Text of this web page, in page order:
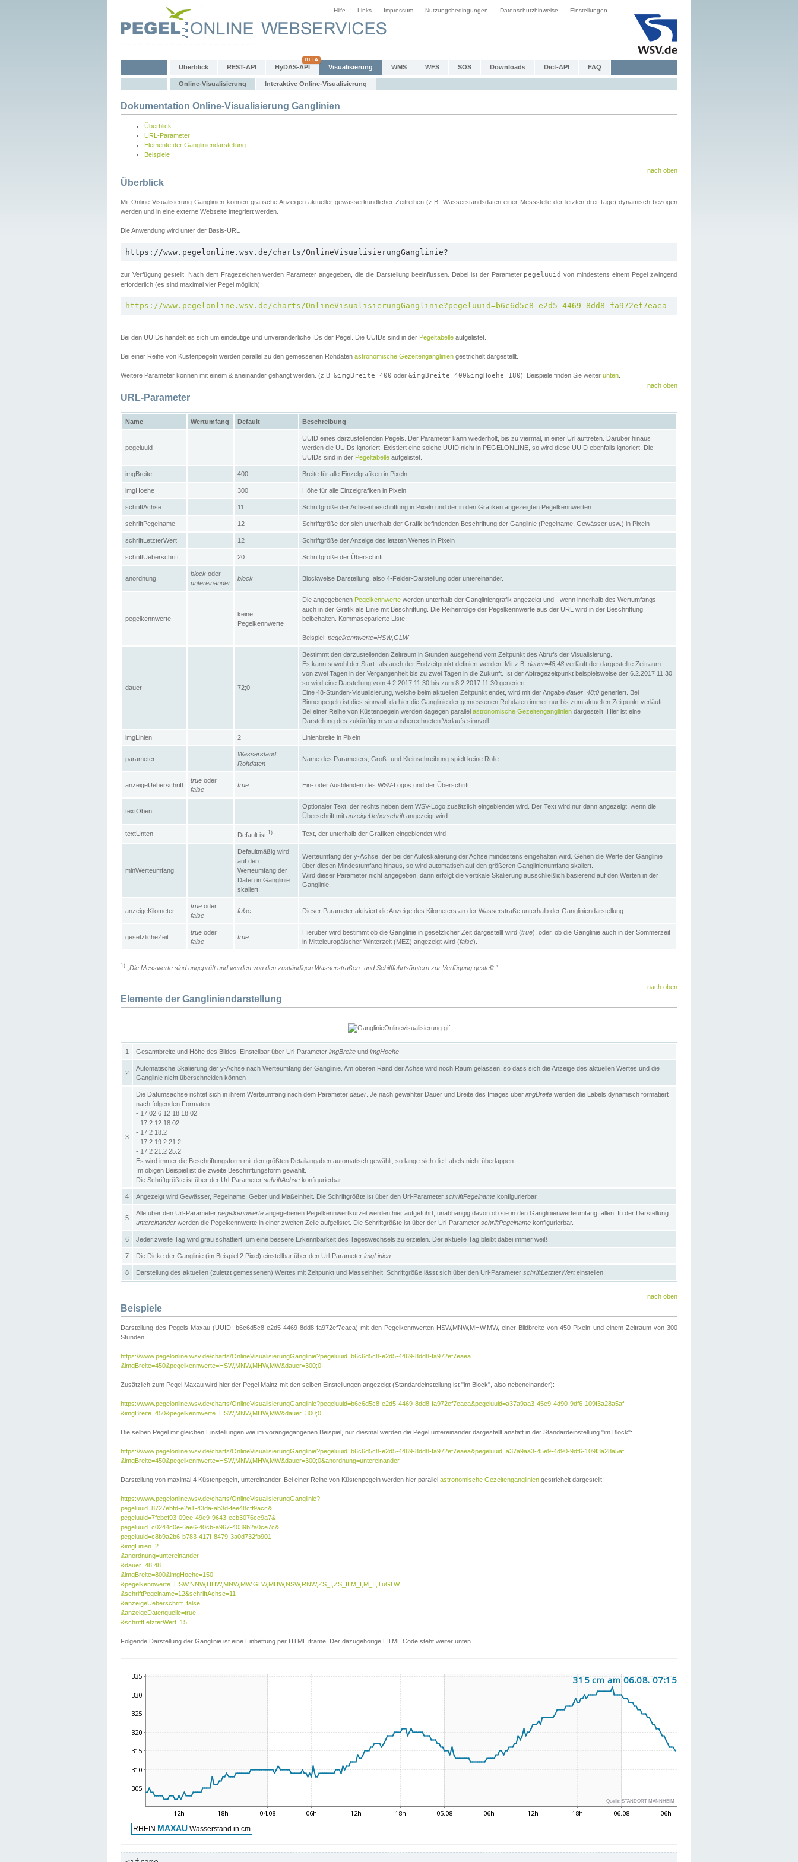
Hilfe Links Impressum Nutzungsbedingungen Datenschutzhinweise Einstellungen
Überblick REST-API HyDAS-API Visualisierung WMS WFS SOS Downloads Dict-API FAQ
Online-Visualisierung Interaktive Online-Visualisierung
Dokumentation Online-Visualisierung Ganglinien
Überblick
URL-Parameter
Elemente der Gangliniendarstellung
Beispiele
nach oben
Überblick
Mit Online-Visualisierung Ganglinien können grafische Anzeigen aktueller gewässerkundlicher Zeitreihen (z.B. Wasserstandsdaten einer Messstelle der letzten drei Tage) dynamisch bezogen
werden und in eine externe Webseite integriert werden.
Die Anwendung wird unter der Basis-URL
https://www.pegelonline.wsv.de/charts/OnlineVisualisierungGanglinie?
zur Verfügung gestellt. Nach dem Fragezeichen werden Parameter angegeben, die die Darstellung beeinflussen. Dabei ist der Parameter pegeluuid von mindestens einem Pegel zwingend
erforderlich (es sind maximal vier Pegel möglich):
https://www.pegelonline.wsv.de/charts/OnlineVisualisierungGanglinie?pegeluuid=b6c6d5c8-e2d5-4469-8dd8-fa972ef7eaea
Bei den UUIDs handelt es sich um eindeutige und unveränderliche IDs der Pegel. Die UUIDs sind in der Pegeltabelle aufgelistet.
Bei einer Reihe von Küstenpegeln werden parallel zu den gemessenen Rohdaten astronomische Gezeitenganglinien gestrichelt dargestellt.
Weitere Parameter können mit einem & aneinander gehängt werden. (z.B. &imgBreite=400 oder &imgBreite=400&imgHoehe=180). Beispiele finden Sie weiter unten
nach oben
URL-Parameter
Name Wertumfang Default Beschreibung
pegeluuid -
UUID eines darzustellenden Pegels. Der Parameter kann wiederholt, bis zu viermal, in einer Url auftreten. Darüber hinaus
werden die UUIDs ignoriert. Existiert eine solche UUID nicht in PEGELONLINE, so wird diese UUID ebenfalls ignoriert. Die
UUIDs sind in der Pegeltabelle aufgelistet.
imgBreite 400 Breite für alle Einzelgrafiken in Pixeln
imgHoehe 300 Höhe für alle Einzelgrafiken in Pixeln
schriftAchse 11 Schriftgröße der Achsenbeschriftung in Pixeln und der in den Grafiken angezeigten Pegelkennwerten
schriftPegelname 12 Schriftgröße der sich unterhalb der Grafik befindenden Beschriftung der Ganglinie (Pegelname, Gewässer usw.) in Pixeln
schriftLetzterWert 12 Schriftgröße der Anzeige des letzten Wertes in Pixeln
schriftUeberschrift 20 Schriftgröße der Überschrift
anordnung
block oder
untereinander
block Blockweise Darstellung, also 4-Felder-Darstellung oder untereinander.
pegelkennwerte
keine
Pegelkennwerte
Die angegebenen Pegelkennwerte werden unterhalb der Gangliniengrafik angezeigt und - wenn innerhalb des Wertumfangs -
auch in der Grafik als Linie mit Beschriftung. Die Reihenfolge der Pegelkennwerte aus der URL wird in der Beschriftung
beibehalten. Kommaseparierte Liste:
Beispiel: pegelkennwerte=HSW,GLW
dauer 72;0
Bestimmt den darzustellenden Zeitraum in Stunden ausgehend vom Zeitpunkt des Abrufs der Visualisierung.
Es kann sowohl der Start- als auch der Endzeitpunkt definiert werden. Mit z.B. dauer=48;48 verläuft der dargestellte Zeitraum
von zwei Tagen in der Vergangenheit bis zu zwei Tagen in die Zukunft. Ist der Abfragezeitpunkt beispielsweise der 6.2.2017 11:30
so wird eine Darstellung vom 4.2.2017 11:30 bis zum 8.2.2017 11:30 generiert.
Eine 48-Stunden-Visualisierung, welche beim aktuellen Zeitpunkt endet, wird mit der Angabe dauer=48;0 generiert. Bei
Binnenpegeln ist dies sinnvoll, da hier die Ganglinie der gemessenen Rohdaten immer nur bis zum aktuellen Zeitpunkt verläuft.
Bei einer Reihe von Küstenpegeln werden dagegen parallel astronomische Gezeitenganglinien dargestellt. Hier ist eine
Darstellung des zukünftigen vorausberechneten Verlaufs sinnvoll.
imgLinien 2 Linienbreite in Pixeln
parameter
Wasserstand
Rohdaten
Name des Parameters, Groß- und Kleinschreibung spielt keine Rolle.
anzeigeUeberschrift
true oder
false
true Ein- oder Ausblenden des WSV-Logos und der Überschrift
textOben
Optionaler Text, der rechts neben dem WSV-Logo zusätzlich eingeblendet wird. Der Text wird nur dann angezeigt, wenn die
Überschrift mit anzeigeUeberschriftangezeigt wird.
textUnten Default ist 1) Text, der unterhalb der Grafiken eingeblendet wird
minWerteumfang
Defaultmäßig wird
auf den
Werteumfang der
Daten in Ganglinie
skaliert.
Werteumfang der y-Achse, der bei der Autoskalierung der Achse mindestens eingehalten wird. Gehen die Werte der Ganglinie
über diesen Mindestumfang hinaus, so wird automatisch auf den größeren Ganglinienumfang skaliert.
Wird dieser Parameter nicht angegeben, dann erfolgt die vertikale Skalierung ausschließlich basierend auf den Werten in der
Ganglinie.
anzeigeKilometer
true oder
false
false Dieser Parameter aktiviert die Anzeige des Kilometers an der Wasserstraße unterhalb der Gangliniendarstellung.
gesetzlicheZeit
true oder
false
true
Hierüber wird bestimmt ob die Ganglinie in gesetzlicher Zeit dargestellt wird (true), oder, ob die Ganglinie auch in der Sommerzeit
in Mitteleuropäischer Winterzeit (MEZ) angezeigt wird (false).
1) Die Messwerte sind ungeprüft und werden von den zuständigen Wasserstraßen- und Schifffahrtsämtern zur Verfügung gestellt.“
nach oben
Elemente der Gangliniendarstellung
1 Gesamtbreite und Höhe des Bildes. Einstellbar über Url-Parameter imgBreite und imgHoehe
2
Automatische Skalierung der y-Achse nach Werteumfang der Ganglinie. Am oberen Rand der Achse wird noch Raum gelassen, so dass sich die Anzeige des aktuellen Wertes und die
Ganglinie nicht überschneiden können
3
Die Datumsachse richtet sich in ihrem Werteumfang nach dem Parameter dauer . Je nach gewählter Dauer und Breite des Images über imgBreite werden die Labels dynamisch formatiert
nach folgenden Formaten.
- 17.02 6 12 18 18.02
- 17.2 12 18.02
- 17.2 18.2
- 17.2 19.2 21.2
- 17.2 21.2 25.2
Es wird immer die Beschriftungsform mit den größten Detailangaben automatisch gewählt, so lange sich die Labels nicht überlappen.
Im obigen Beispiel ist die zweite Beschriftungsform gewählt.
Die Schriftgrößte ist über der Url-Parameter schriftAchse konfigurierbar.
4 Angezeigt wird Gewässer, Pegelname, Geber und Maßeinheit. Die Schriftgrößte ist über den Url-Parameter schriftPegelname konfigurierbar.
5
Alle über den Url-Parameter pegelkennwerte angegebenen Pegelkennwertkürzel werden hier aufgeführt, unabhängig davon ob sie in den Ganglinienwerteumfang fallen. In der Darstellung
untereinander werden die Pegelkennwerte in einer zweiten Zeile aufgelistet. Die Schriftgrößte ist über der Url-Parameter schriftPegelname konfigurierbar.
6 Jeder zweite Tag wird grau schattiert, um eine bessere Erkennbarkeit des Tageswechsels zu erzielen. Der aktuelle Tag bleibt dabei immer weiß.
7 Die Dicke der Ganglinie (im Beispiel 2 Pixel) einstellbar über den Url-Parameter imgLinien
8 Darstellung des aktuellen (zuletzt gemessenen) Wertes mit Zeitpunkt und Masseinheit. Schriftgröße lässt sich über den Url-Parameter schriftLetzterWerteinstellen.
nach oben
Beispiele
Darstellung des Pegels Maxau (UUID: b6c6d5c8-e2d5-4469-8dd8-fa972ef7eaea) mit den Pegelkennwerten HSW,MNW,MHW,MW, einer Bildbreite von 450 Pixeln und einem Zeitraum von 300
Stunden:
https://www.pegelonline.wsv.de/charts/OnlineVisualisierungGanglinie?pegeluuid=b6c6d5c8-e2d5-4469-8dd8-fa972ef7eaea
&imgBreite=450&pegelkennwerte=HSW,MNW,MHW,MW&dauer=300;0
Zusätzlich zum Pegel Maxau wird hier der Pegel Mainz mit den selben Einstellungen angezeigt (Standardeinstellung ist "im Block", also nebeneinander):
https://www.pegelonline.wsv.de/charts/OnlineVisualisierungGanglinie?pegeluuid=b6c6d5c8-e2d5-4469-8dd8-fa972ef7eaea&pegeluuid=a37a9aa3-45e9-4d90-9df6-109f3a28a5af
&imgBreite=450&pegelkennwerte=HSW,MNW,MHW,MW&dauer=300;0
Die selben Pegel mit gleichen Einstellungen wie im vorangegangenen Beispiel, nur diesmal werden die Pegel untereinander dargestellt anstatt in der Standardeinstellung "im Block":
https://www.pegelonline.wsv.de/charts/OnlineVisualisierungGanglinie?pegeluuid=b6c6d5c8-e2d5-4469-8dd8-fa972ef7eaea&pegeluuid=a37a9aa3-45e9-4d90-9df6-109f3a28a5af
&imgBreite=450&pegelkennwerte=HSW,MNW,MHW,MW&dauer=300;0&anordnung=untereinander
Darstellung von maximal 4 Küstenpegeln, untereinander. Bei einer Reihe von Küstenpegeln werden hier parallel astronomische Gezeitenganglinien gestrichelt dargestellt:
https://www.pegelonline.wsv.de/charts/OnlineVisualisierungGanglinie?
pegeluuid=8727ebfd-e2e1-43da-ab3d-fee48cff9acc&
pegeluuid=7febef93-09ce-49e9-9643-ecb3076ce9a7&
pegeluuid=c0244c0e-6ae6-40cb-a967-4039b2a0ce7c&
pegeluuid=c8b9a2b6-b783-417f-8479-3a0d732fb901
&imgLinien=2
&anordnung=untereinander
&dauer=48;48
&imgBreite=800&imgHoehe=150
&pegelkennwerte=HSW,NNW,HHW,MNW,MW,GLW,MHW,NSW,RNW,ZS_I,ZS_II,M_I,M_II,TuGLW
&schriftPegelname=12&schriftAchse=11
&anzeigeUeberschrift=false
&anzeigeDatenquelle=true
&schriftLetzterWert=15
Folgende Darstellung der Ganglinie ist eine Einbettung per HTML iframe. Der dazugehörige HTML Code steht weiter unten.